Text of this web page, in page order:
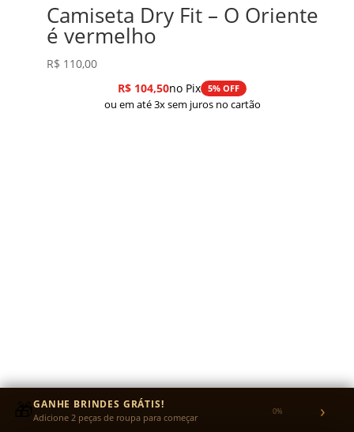
Camiseta Dry Fit – O Oriente
é vermelho
R$ 110,00
R$ 104,50no Pix 5% OFF
ou em até 3x sem juros no cartão
Recebeu com avaria? A troca é grátis.
🎁GANHE BRINDES GRÁTIS!
Adicione 2 peças de roupa para começar 0% ›